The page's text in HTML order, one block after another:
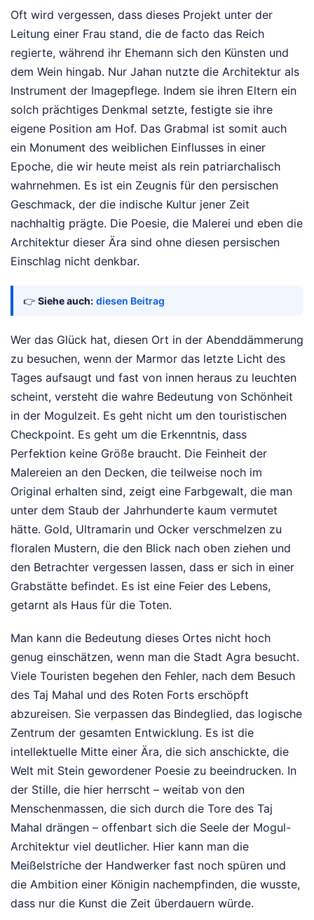
Oft wird vergessen, dass dieses Projekt unter der
Leitung einer Frau stand, die de facto das Reich
regierte, während ihr Ehemann sich den Künsten und
dem Wein hingab. Nur Jahan nutzte die Architektur als
Instrument der Imagepflege. Indem sie ihren Eltern ein
solch prächtiges Denkmal setzte, festigte sie ihre
eigene Position am Hof. Das Grabmal ist somit auch
ein Monument des weiblichen Einflusses in einer
Epoche, die wir heute meist als rein patriarchalisch
wahrnehmen. Es ist ein Zeugnis für den persischen
Geschmack, der die indische Kultur jener Zeit
nachhaltig prägte. Die Poesie, die Malerei und eben die
Architektur dieser Ära sind ohne diesen persischen
Einschlag nicht denkbar.
👉 Siehe auch: diesen Beitrag
Wer das Glück hat, diesen Ort in der Abenddämmerung
zu besuchen, wenn der Marmor das letzte Licht des
Tages aufsaugt und fast von innen heraus zu leuchten
scheint, versteht die wahre Bedeutung von Schönheit
in der Mogulzeit. Es geht nicht um den touristischen
Checkpoint. Es geht um die Erkenntnis, dass
Perfektion keine Größe braucht. Die Feinheit der
Malereien an den Decken, die teilweise noch im
Original erhalten sind, zeigt eine Farbgewalt, die man
unter dem Staub der Jahrhunderte kaum vermutet
hätte. Gold, Ultramarin und Ocker verschmelzen zu
floralen Mustern, die den Blick nach oben ziehen und
den Betrachter vergessen lassen, dass er sich in einer
Grabstätte befindet. Es ist eine Feier des Lebens,
getarnt als Haus für die Toten.
Man kann die Bedeutung dieses Ortes nicht hoch
genug einschätzen, wenn man die Stadt Agra besucht.
Viele Touristen begehen den Fehler, nach dem Besuch
des Taj Mahal und des Roten Forts erschöpft
abzureisen. Sie verpassen das Bindeglied, das logische
Zentrum der gesamten Entwicklung. Es ist die
intellektuelle Mitte einer Ära, die sich anschickte, die
Welt mit Stein gewordener Poesie zu beeindrucken. In
der Stille, die hier herrscht – weitab von den
Menschenmassen, die sich durch die Tore des Taj
Mahal drängen – offenbart sich die Seele der Mogul-
Architektur viel deutlicher. Hier kann man die
Meißelstriche der Handwerker fast noch spüren und
die Ambition einer Königin nachempfinden, die wusste,
dass nur die Kunst die Zeit überdauern würde.